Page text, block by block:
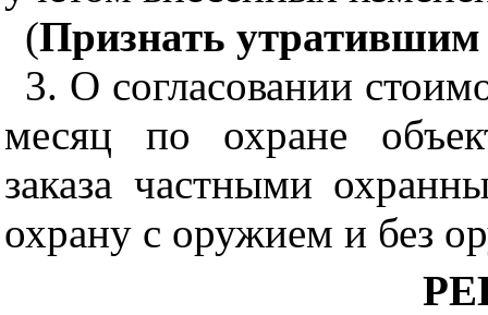
(Признать
3. О согласовании
месяц по охране
заказа частными
охрану с оружием и без